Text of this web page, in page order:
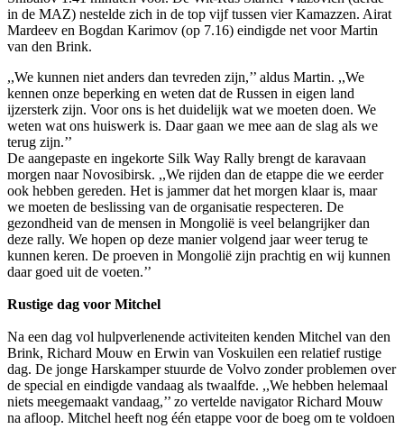
in de MAZ) nestelde zich in de top vijf tussen vier Kamazzen. Airat
Mardeev en Bogdan Karimov (op 7.16) eindigde net voor Martin
van den Brink.
,,We kunnen niet anders dan tevreden zijn,’’ aldus Martin. ,,We
kennen onze beperking en weten dat de Russen in eigen land
ijzersterk zijn. Voor ons is het duidelijk wat we moeten doen. We
weten wat ons huiswerk is. Daar gaan we mee aan de slag als we
terug zijn.’’
De aangepaste en ingekorte Silk Way Rally brengt de karavaan
morgen naar Novosibirsk. ,,We rijden dan de etappe die we eerder
ook hebben gereden. Het is jammer dat het morgen klaar is, maar
we moeten de beslissing van de organisatie respecteren. De
gezondheid van de mensen in Mongolië is veel belangrijker dan
deze rally. We hopen op deze manier volgend jaar weer terug te
kunnen keren. De proeven in Mongolië zijn prachtig en wij kunnen
daar goed uit de voeten.’’
Rustige dag voor Mitchel
Na een dag vol hulpverlenende activiteiten kenden Mitchel van den
Brink, Richard Mouw en Erwin van Voskuilen een relatief rustige
dag. De jonge Harskamper stuurde de Volvo zonder problemen over
de special en eindigde vandaag als twaalfde. ,,We hebben helemaal
niets meegemaakt vandaag,’’ zo vertelde navigator Richard Mouw
na afloop. Mitchel heeft nog één etappe voor de boeg om te voldoen